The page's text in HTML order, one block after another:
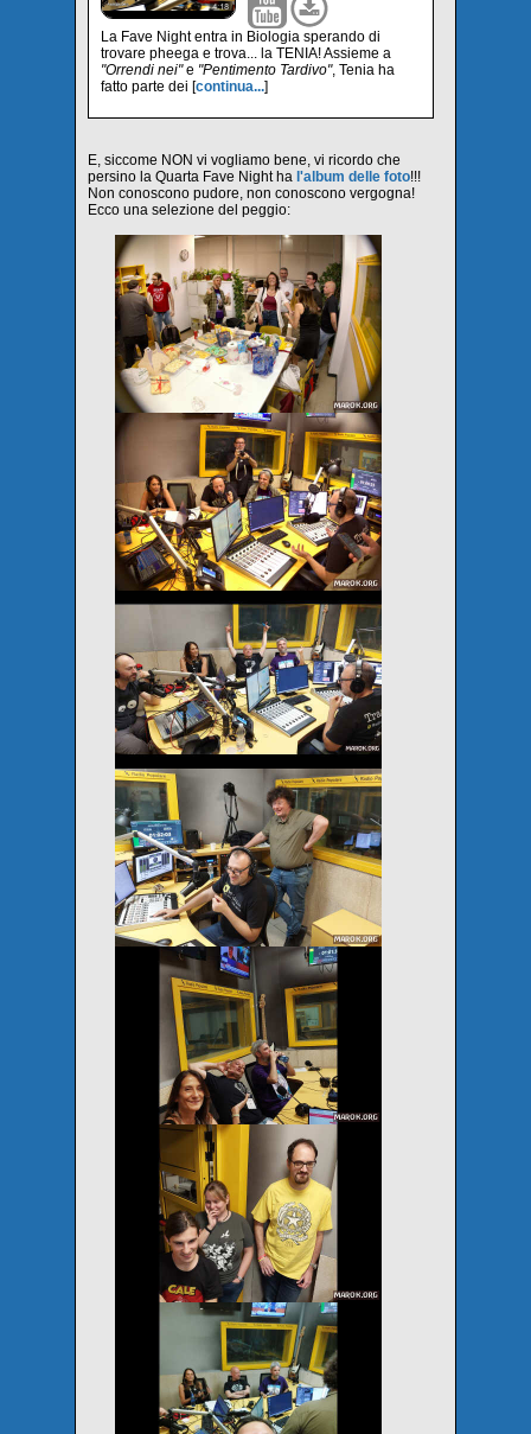
La Fave Night entra in Biologia sperando di
trovare pheega e trova... la TENIA! Assieme a
"Orrendi nei"e "Pentimento Tardivo", Tenia ha
fatto parte dei [continua...]
E, siccome NON vi vogliamo bene, vi ricordo che
persino la Quarta Fave Night ha l'album delle foto!!!
Non conoscono pudore, non conoscono vergogna!
Ecco una selezione del peggio: